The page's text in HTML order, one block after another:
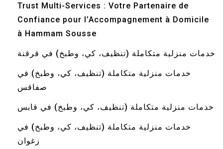
Trust Multi-Services : Votre Partenaire de
Confiance pour l’Accompagnement à Domicile
à Hammam Sousse
خدمات منزلية متكاملة (تنظيف، كي، وطبخ) في قرقنة
خدمات منزلية متكاملة (تنظيف، كي، وطبخ) في
صفاقس
خدمات منزلية متكاملة (تنظيف، كي، وطبخ) في قابس
خدمات منزلية متكاملة (تنظيف، كي، وطبخ) في
زغوان